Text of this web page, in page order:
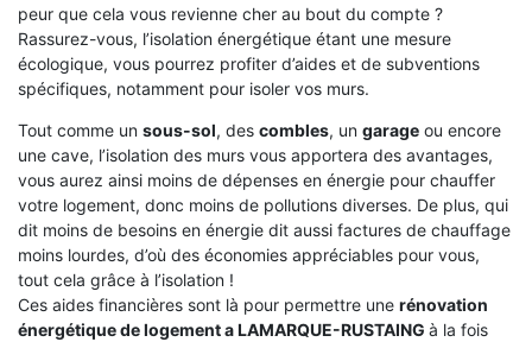
peur que cela vous revienne cher au bout du compte ?
Rassurez-vous, l’isolation énergétique étant une mesure
écologique, vous pourrez profiter d’aides et de subventions
spécifiques, notamment pour isoler vos murs.
Tout comme un sous-sol, des combles, un garage ou encore
une cave, l’isolation des murs vous apportera des avantages,
vous aurez ainsi moins de dépenses en énergie pour chauffer
votre logement, donc moins de pollutions diverses. De plus, qui
dit moins de besoins en énergie dit aussi factures de chauffage
moins lourdes, d’où des économies appréciables pour vous,
tout cela grâce à l’isolation !
Ces aides financières sont là pour permettre une rénovation
énergétique de logement aLAMARQUE-RUSTAING à la fois